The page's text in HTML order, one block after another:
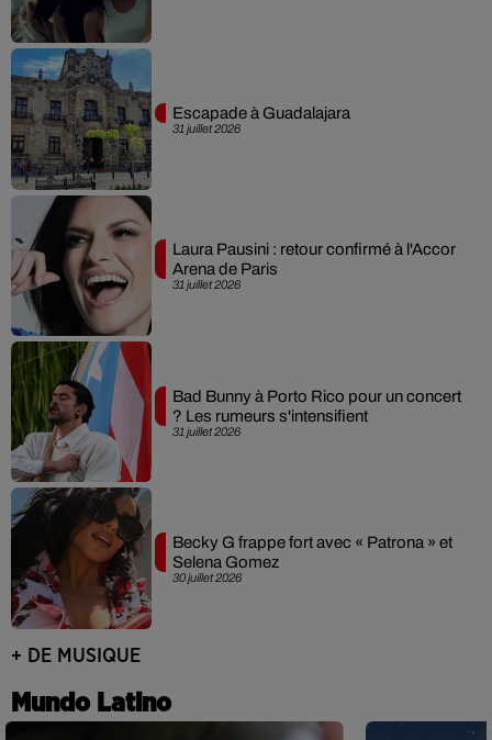
31 juillet 2026
Escapade à Guadalajara
31 juillet 2026
Laura Pausini : retour confirmé à l'Accor
Arena de Paris
31 juillet 2026
Bad Bunny à Porto Rico pour un concert
? Les rumeurs s'intensifient
30 juillet 2026
Becky G frappe fort avec « Patrona » et
Selena Gomez
+ DE MUSIQUE
Mundo Latino